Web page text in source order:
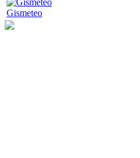
Gismeteo